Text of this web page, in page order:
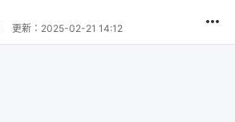
更新： 2025-02-21 14:12